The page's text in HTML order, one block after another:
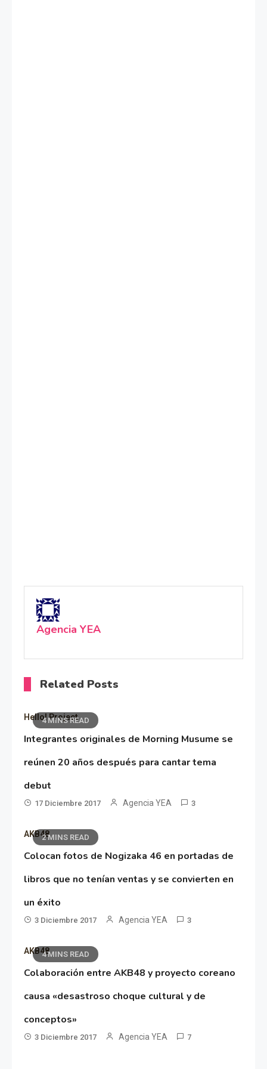
Agencia YEA
Related Posts
4 MINS READ
Hello! Project
Integrantes originales de Morning Musume se
reúnen 20 años después para cantar tema
debut
17 Diciembre 2017 Agencia YEA 3
2 MINS READ
AKB48
Colocan fotos de Nogizaka 46 en portadas de
libros que no tenían ventas y se convierten en
un éxito
3 Diciembre 2017 Agencia YEA 3
4 MINS READ
AKB48
Colaboración entre AKB48 y proyecto coreano
causa «desastroso choque cultural y de
conceptos»
3 Diciembre 2017 Agencia YEA 7